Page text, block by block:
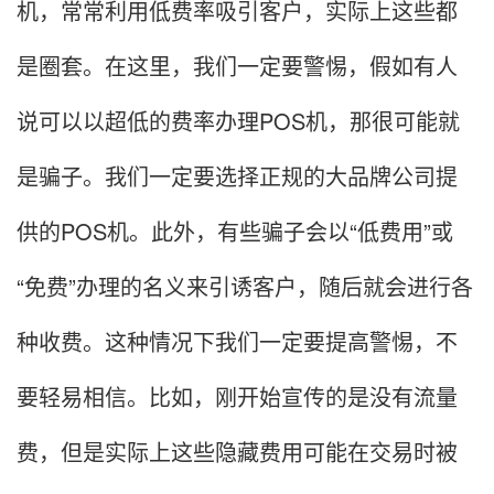
机，常常利用低费率吸引客户，实际上这些都
是圈套。在这里，我们一定要警惕，假如有人
说可以以超低的费率办理POS机，那很可能就
是骗子。我们一定要选择正规的大品牌公司提
供的POS机。此外，有些骗子会以“低费用”或
“免费”办理的名义来引诱客户，随后就会进行各
种收费。这种情况下我们一定要提高警惕，不
要轻易相信。比如，刚开始宣传的是没有流量
费，但是实际上这些隐藏费用可能在交易时被